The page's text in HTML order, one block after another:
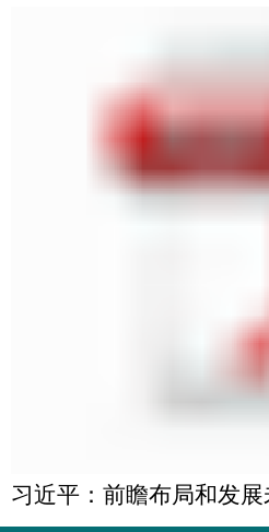
习近平：前瞻布局和发